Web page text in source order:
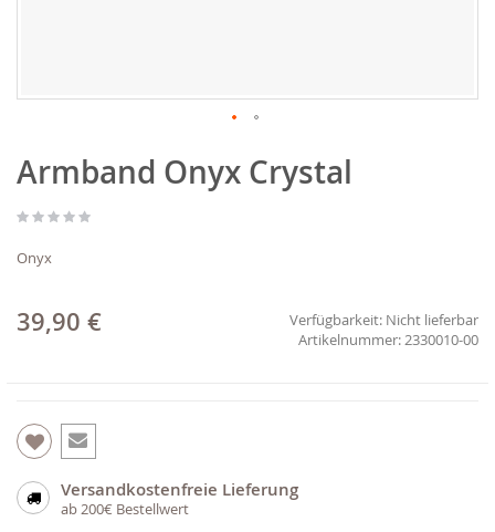
Anfang
der
springen
Armband Onyx Crystal
Onyx
39,90 € Verfügbarkeit: Nicht lieferbar
2330010-00
Versandkostenfreie Lieferung
ab 200€ Bestellwert